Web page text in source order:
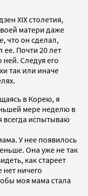
XIX столетия,
матери даже
что он сделал,
ее. Почти 20 лет
Следуя его
так или иначе
в Корею, я
мере неделю в
всегда испытываю
У нее появилось
Она уже не так
как стареет
нет ничего
моя мама стала